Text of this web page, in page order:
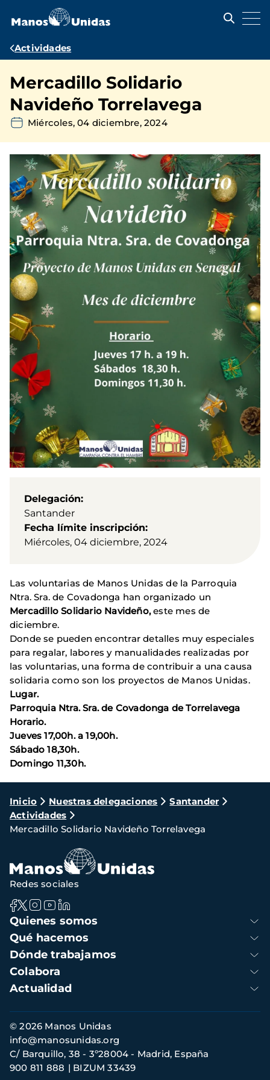
contenido
Ruta
navegación
Actividades
Mercadillo Solidario
Navideño Torrelavega
Miércoles, 04 diciembre, 2024
Delegación
Santander
Fecha límite inscripción
Miércoles, 04 diciembre, 2024
Las voluntarias de Manos Unidas de la Parroquia
Ntra. Sra. de Covadonga han organizado un
Mercadillo Solidario Navideño,este mes de
diciembre.
Donde se pueden encontrar detalles muy especiales
para regalar, labores y manualidades realizadas por
las voluntarias, una forma de contribuir a una causa
solidaria como son los proyectos de Manos Unidas.
Lugar.
Parroquia Ntra. Sra. de Covadonga de Torrelavega
Horario.
Jueves 17,00h. a 19,00h.
Sábado 18,30h.
Domingo 11,30h.
Ruta
de
navegación
Inicio Nuestras delegaciones
Santander
Actividades
Mercadillo Solidario Navideño Torrelavega
Navegación
principal
Quienes somos
Qué hacemos
Dónde trabajamos
Colabora
Actualidad
Redes sociales
Información
de
contacto
© 2026 Manos Unidas
C/ Barquillo, 38 - 3º28004 - Madrid, España
900 811 888
BIZUM 33439
info@manosunidas.org